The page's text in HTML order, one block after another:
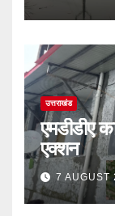
उत्तराखंड
एमडीडीए
एक्शन
7 AUGUST